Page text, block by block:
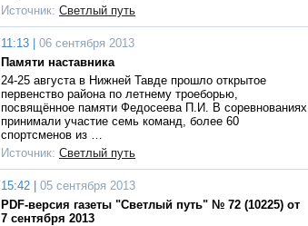
Источник: Светлый путь
11:13 |
06 сентября 2013
Памяти наставника
24-25 августа в Нижней Тавде прошло открытое
первенство района по летнему троеборью,
посвящённое памяти Федосеева П.И. В соревнованиях
принимали участие семь команд, более 60
спортсменов из …
Источник: Светлый путь
15:42 |
05 сентября 2013
PDF-версия газеты "Светлый путь" № 72 (10225) от
7 сентября 2013